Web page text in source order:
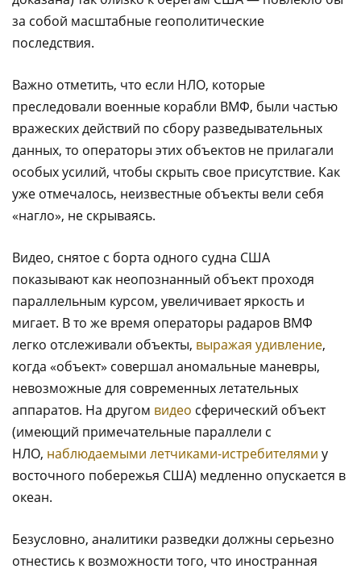
за собой масштабные геополитические
последствия.
Важно отметить, что если НЛО, которые
преследовали военные корабли ВМФ, были частью
вражеских действий по сбору разведывательных
данных, то операторы этих объектов не прилагали
особых усилий, чтобы скрыть свое присутствие. Как
уже отмечалось, неизвестные объекты вели себя
«нагло», не скрываясь.
Видео, снятое с борта одного судна США
показывают как неопознанный объект проходя
параллельным курсом, увеличивает яркость и
мигает. В то же время операторы радаров ВМФ
легко отслеживали объекты, выражая удивление,
когда «объект» совершал аномальные маневры,
невозможные для современных летательных
аппаратов. На другом видео сферический объект
(имеющий примечательные параллели с
НЛО, наблюдаемыми летчиками-истребителями у
восточного побережья США) медленно опускается в
океан.
Безусловно, аналитики разведки должны серьезно
отнестись к возможности того, что иностранная